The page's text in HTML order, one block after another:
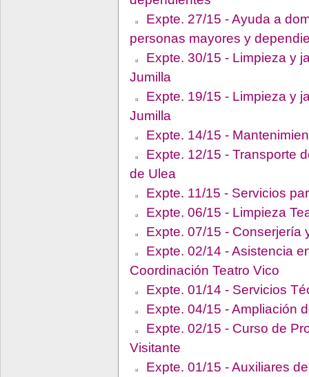
Expte. 27/15 - Ayuda a
personas mayores y
Expte. 30/15 - Limpieza y
Jumilla
Expte. 19/15 - Limpieza y
Jumilla
Expte. 14/15 -
Expte. 12/15 - Transporte
de Ulea
Expte. 11/15 - Servicios
Expte. 06/15 - Limpieza
Expte. 07/15 - Conserjería
Expte. 02/14 - Asistencia
Coordinación Teatro Vico
Expte. 01/14 - Servicios
Expte. 04/15 - Ampliación
Expte. 02/15 - Curso de
Visitante
Expte. 01/15 - Auxiliares